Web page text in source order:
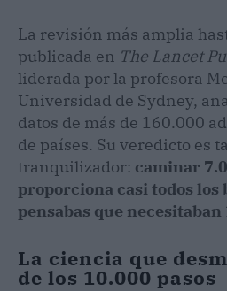
La revisión más amplia
publicada en The Lancet
liderada por la profesora
Universidad de Sydney,
datos de más de 160.000
de países. Su veredicto es
tranquilizador: caminar
proporciona casi todos los
pensabas que necesitaban
La ciencia que
de los 10.000 pasos